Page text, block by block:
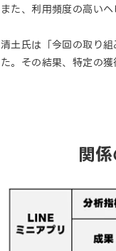
また、利用頻度の高い
清土氏は「今回の取り
た。その結果、特定の
関